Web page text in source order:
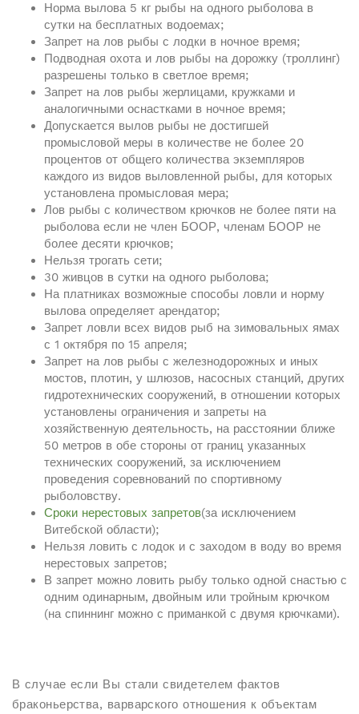
Норма вылова 5 кг рыбы на одного рыболова в
сутки на бесплатных водоемах;
Запрет на лов рыбы с лодки в ночное время;
Подводная охота и лов рыбы на дорожку (троллинг)
разрешены только в светлое время;
Запрет на лов рыбы жерлицами, кружками и
аналогичными оснастками в ночное время;
Допускается вылов рыбы не достигшей
промысловой меры в количестве не более 20
процентов от общего количества экземпляров
каждого из видов выловленной рыбы, для которых
установлена промысловая мера;
Лов рыбы с количеством крючков не более пяти на
рыболова если не член БООР, членам БООР не
более десяти крючков;
Нельзя трогать сети;
30 живцов в сутки на одного рыболова;
На платниках возможные способы ловли и норму
вылова определяет арендатор;
Запрет ловли всех видов рыб на зимовальных ямах
с 1 октября по 15 апреля;
Запрет на лов рыбы с железнодорожных и иных
мостов, плотин, у шлюзов, насосных станций, других
гидротехнических сооружений, в отношении которых
установлены ограничения и запреты на
хозяйственную деятельность, на расстоянии ближе
50 метров в обе стороны от границ указанных
технических сооружений, за исключением
проведения соревнований по спортивному
рыболовству.
Сроки нерестовых запретов(за исключением
Витебской области);
Нельзя ловить с лодок и с заходом в воду во время
нерестовых запретов;
В запрет можно ловить рыбу только одной снастью с
одним одинарным, двойным или тройным крючком
(на спиннинг можно с приманкой с двумя крючками).
В случае если Вы стали свидетелем фактов
браконьерства, варварского отношения к объектам